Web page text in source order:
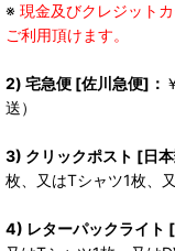
※ 現金及びクレジット
ご利用頂けます。
2) 宅急便 [佐川急便]：
送）
3) クリックポスト [日本
枚、又はTシャツ1枚、
4) レターパックライト